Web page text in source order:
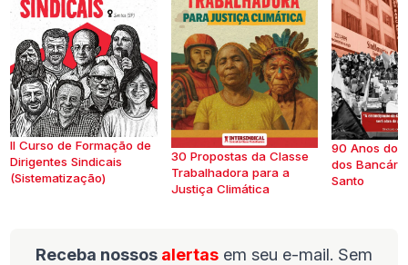
II Curso de Formação de
Dirigentes Sindicais
(Sistematização)
30 Propostas da Classe
Trabalhadora para a
Justiça Climática
90 Anos do
dos
Santo
Receba nossos alertas em seu e-mail. Sem